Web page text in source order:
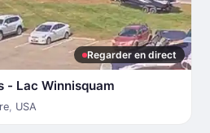
Regarder en direct
- Lac Winnisquam
, USA